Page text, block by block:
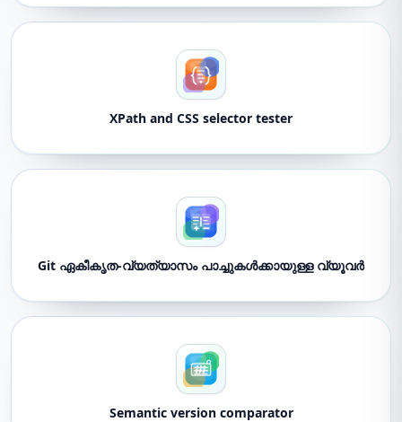
XPath and CSS selector tester
Git ഏകീകൃത-വ്യത്യാസം പാച്ചുകൾക്കായുള്ള വ്യൂവർ
Semantic version comparator